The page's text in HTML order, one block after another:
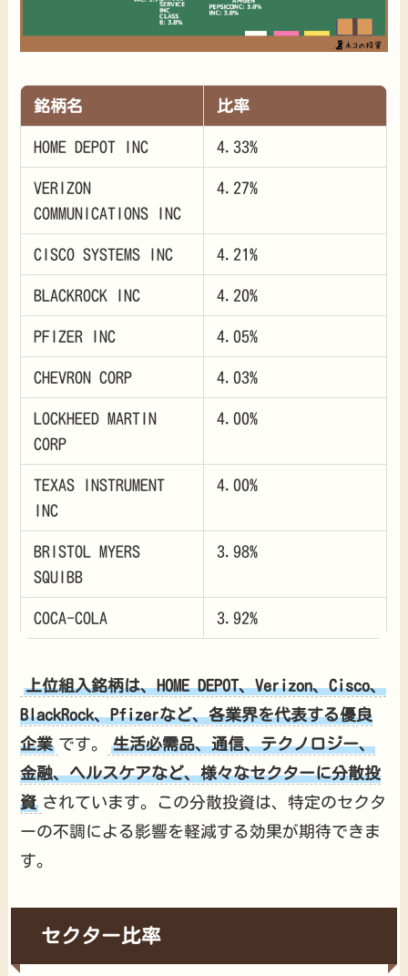
銘柄名 比率
HOME DEPOT INC 4.33%
VERIZON
COMMUNICATIONS INC
4.27%
CISCO SYSTEMS INC 4.21%
BLACKROCK INC 4.20%
PFIZER INC 4.05%
CHEVRON CORP 4.03%
LOCKHEED MARTIN
CORP
4.00%
TEXAS INSTRUMENT
INC
4.00%
BRISTOL MYERS
SQUIBB
3.98%
COCA-COLA 3.92%
上位組入銘柄は、HOME DEPOT、Verizon、Cisco、
BlackRock、Pfizerなど、各業界を代表する優良
企業 です。
生活必需品、通信、テクノロジー、
金融、ヘルスケアなど、様々なセクターに分散投
資 されています。この分散投資は、特定のセクタ
ーの不調による影響を軽減する効果が期待できま
す。
セクター比率